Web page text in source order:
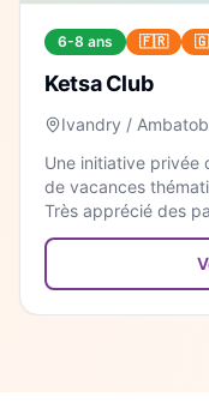
6-8 ans 🇫🇷
Ketsa Club
Ivandry /
Une initiative privée
de vacances
Très apprécié des
programme original